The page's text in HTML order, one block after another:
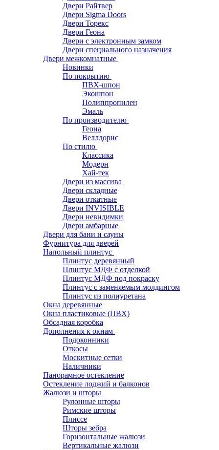
Двери Райтвер
Двери Sigma Doors
Двери Торекс
Двери Геона
Двери с электронным замком
Двери специального назначения
Двери межкомнатные
Новинки
По покрытию
ПВХ-шпон
Экошпон
Полиппропилен
Эмаль
По производителю
Геона
Веллдорис
По стилю
Классика
Модерн
Хай-тек
Двери из массива
Двери складные
Двери откатные
Двери INVISIBLE
Двери невидимки
Двери амбарные
Двери для бани и сауны
Фурнитура для дверей
Напольный плинтус
Плинтус деревянный
Плинтус МДФ с отделкой
Плинтус МДФ под покраску
Плинтус с заменяемым молдингом
Плинтус из полиуретана
Окна деревянные
Окна пластиковые (ПВХ)
Обсадная коробка
Дополнения к окнам
Подоконники
Откосы
Москитные сетки
Наличники
Панорамное остекление
Остекление лоджий и балконов
Жалюзи и шторы
Рулонные шторы
Римские шторы
Плиссе
Шторы зебра
Горизонтальные жалюзи
Вертикальные жалюзи